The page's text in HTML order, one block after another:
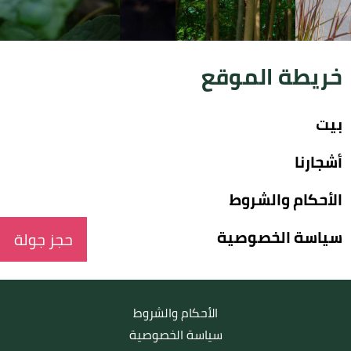
حجز جولة
خريطة الموقع
بيت
أشجارنا
الأحكام والشروط
سياسة الخصوصية
الأحكام والشروط
سياسة الخصوصية